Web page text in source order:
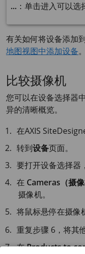
... ：单击进入可以选
有关如何将设备添加
地图视图中添加设备。
比较摄像机
您可以在设备选择器
异的清晰概览。
在AXIS Site
转到设备页面。
要打开设备选择
在 Cameras（摄
摄像机。
将鼠标悬停在摄像
重复步骤 6，将其
在Products to